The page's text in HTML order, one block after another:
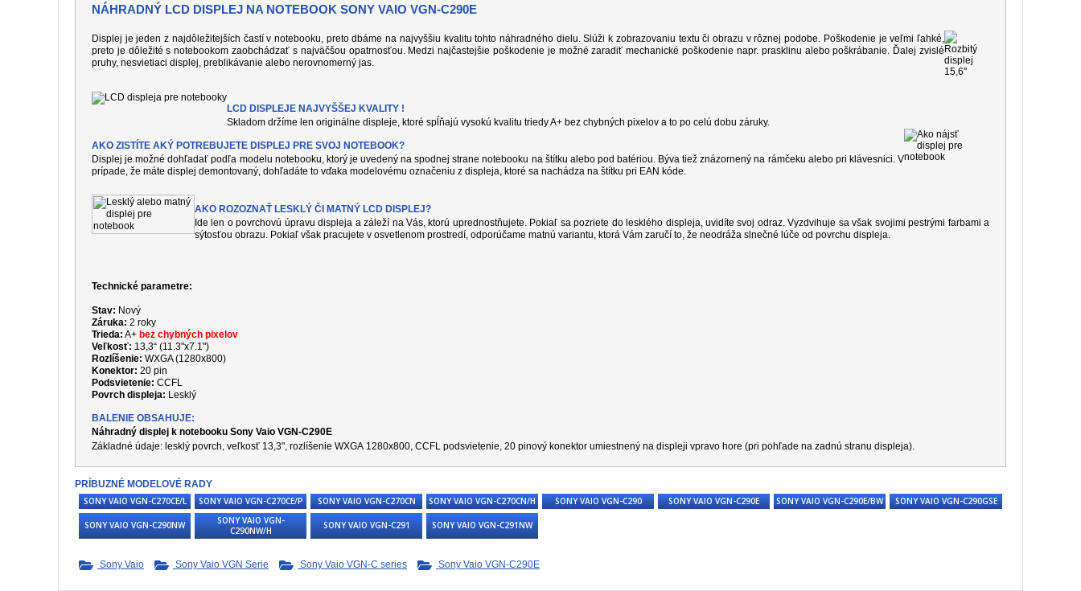
NÁHRADNÝ LCD DISPLEJ NA NOTEBOOK SONY VAIO VGN-C290E
Displej je jeden z najdôležitejších častí v notebooku, preto dbáme na najvyššiu kvalitu tohto náhradného dielu. Slúži k zobrazovaniu textu či obrazu v rôznej podobe. Poškodenie je veľmi ľahké,
preto je dôležité s notebookom zaobchádzať s najväčšou opatrnosťou. Medzi najčastejšie poškodenie je možné zaradiť mechanické poškodenie napr. prasklinu alebo poškrábanie. Ďalej zvislé
pruhy, nesvietiaci displej, preblikávanie alebo nerovnomerný jas.
LCD DISPLEJE NAJVYŠŠEJ KVALITY !
Skladom držíme len originálne displeje, ktoré spĺňajú vysokú kvalitu triedy A+ bez chybných pixelov a to po celú dobu záruky.
AKO ZISTÍTE AKÝ POTREBUJETE DISPLEJ PRE SVOJ NOTEBOOK?
Displej je možné dohľadať podľa modelu notebooku, ktorý je uvedený na spodnej strane notebooku na štítku alebo pod batériou. Býva tiež znázornený na rámčeku alebo pri klávesnici. V
prípade, že máte displej demontovaný, dohľadáte to vďaka modelovému označeniu z displeja, ktoré sa nachádza na štítku pri EAN kóde.
AKO ROZOZNAŤ LESKLÝ ČI MATNÝ LCD DISPLEJ?
Ide len o povrchovú úpravu displeja a záleží na Vás, ktorú uprednostňujete. Pokiaľ sa pozriete do lesklého displeja, uvidíte svoj odraz. Vyzdvihuje sa však svojimi pestrými farbami a
sýtosťou obrazu. Pokiaľ však pracujete v osvetlenom prostredí, odporúčame matnú variantu, ktorá Vám zaručí to, že neodráža slnečné lúče od povrchu displeja.
Technické parametre:
Stav: Nový
Záruka: 2 roky
Trieda: A+ bez chybných pixelov
Veľkosť: 13,3“ (11.3"x7.1")
Rozlíšenie: WXGA (1280x800)
Konektor: 20 pin
Podsvietenie: CCFL
Povrch displeja: Lesklý
BALENIE OBSAHUJE:
Náhradný displej k notebooku Sony Vaio VGN-C290E
Základné údaje: lesklý povrch, veľkosť 13,3", rozlíšenie WXGA 1280x800, CCFL podsvietenie, 20 pinový konektor umiestnený na displeji vpravo hore (pri pohľade na zadnú stranu displeja).
PRÍBUZNÉ MODELOVÉ RADY
SONY VAIO VGN-C270CE/L
SONY VAIO VGN-C270CE/P SONY VAIO VGN-C270CN SONY VAIO VGN-C270CN/H SONY VAIO VGN-C290 SONY VAIO VGN-C290E SONY VAIO VGN-C290E/BW SONY VAIO VGN-C290GSE
SONY VAIO VGN-C290NW
SONY VAIO VGN-
C290NW/H
SONY VAIO VGN-C291 SONY VAIO VGN-C291NW
Sony Vaio Sony Vaio VGN Serie Sony Vaio VGN-C series Sony Vaio VGN-C290E